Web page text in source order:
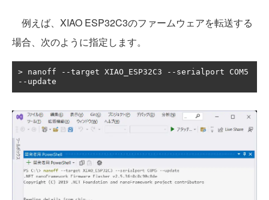
例えば、XIAO ESP32C3のファームウェアを転送する
場合、次のように指定します。
> nanoff --target XIAO_ESP32C3 --
-- update